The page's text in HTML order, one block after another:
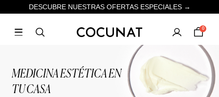
DESCUBRE NUESTRAS OFERTAS ESPECIALES →
0
MEDICINA ESTÉTICA EN
TU CASA